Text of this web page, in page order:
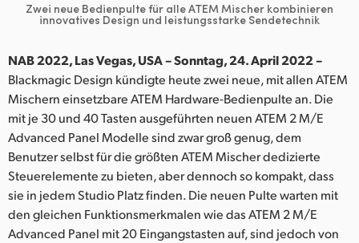
Hong Kong SAR, China
India
Japan
Korea
Mexico
Malaysia
Zwei neue Bedienpulte für alle ATEM Mischer kombinieren
innovatives Design und leistungsstarke Sendetechnik
NAB 2022, Las Vegas, USA – Sonntag, 24. April 2022 –
Blackmagic Design kündigte heute zwei neue, mit allen ATEM
Mischern einsetzbare ATEM Hardware-Bedienpulte an. Die
mit je 30 und 40 Tasten ausgeführten neuen ATEM 2 M/E
Advanced Panel Modelle sind zwar groß genug, dem
Benutzer selbst für die größten ATEM Mischer dedizierte
Steuerelemente zu bieten, aber dennoch so kompakt, dass
sie in jedem Studio Platz finden. Die neuen Pulte warten mit
den gleichen Funktionsmerkmalen wie das ATEM 2 M/E
Advanced Panel mit 20 Eingangstasten auf, sind jedoch von